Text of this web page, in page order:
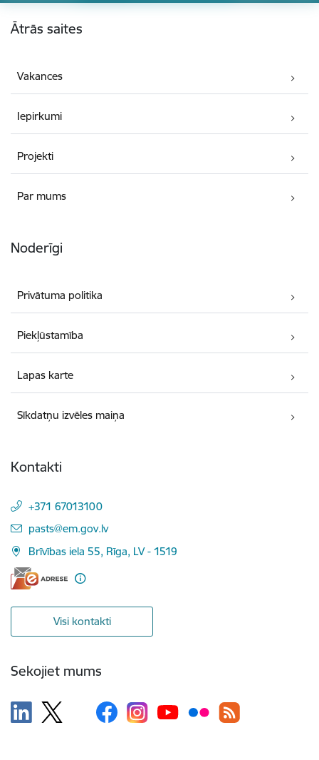
Ātrās saites
Vakances
Iepirkumi
Projekti
Par mums
Noderīgi
Privātuma politika
Piekļūstamība
Lapas karte
Sīkdatņu izvēles maiņa
Kontakti
+371 67013100
E-pasts:
pasts@em.gov.lv
Brīvības iela 55, Rīga, LV - 1519
Visi kontakti
Sekojiet mums